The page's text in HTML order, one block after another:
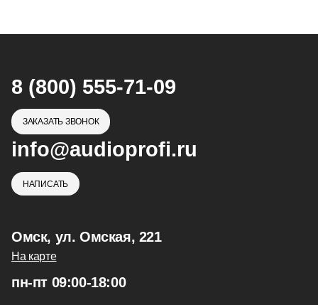
8 (800) 555-71-09
ЗАКАЗАТЬ ЗВОНОК
info@audioprofi.ru
НАПИСАТЬ
Омск, ул. Омская, 221
На карте
пн-пт 09:00-18:00